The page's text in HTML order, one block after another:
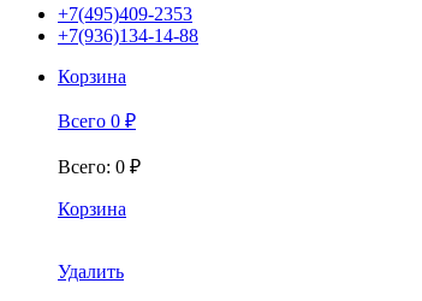
+7(495)409-2353
+7(936)134-14-88
Корзина
Всего 0 ₽
Всего: 0 ₽
Корзина
Удалить